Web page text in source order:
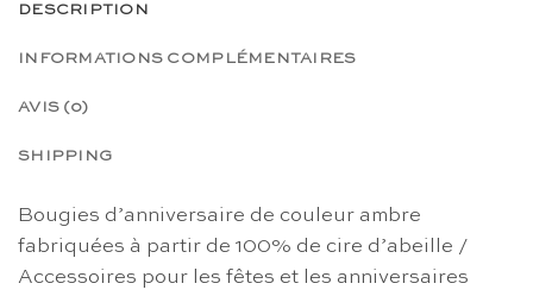
DESCRIPTION
INFORMATIONS COMPLÉMENTAIRES
AVIS (0)
SHIPPING
Bougies d’anniversaire de couleur ambre
fabriquées à partir de 100% de cire d’abeille /
Accessoires pour les fêtes et les anniversaires